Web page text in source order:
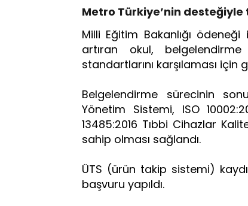
Metro Türkiye’nin
Milli Eğitim Bakanlığı
artıran okul,
standartlarını karşılaması için
Belgelendirme sürecinin
Yönetim Sistemi, ISO
13485:2016 Tıbbi Cihazlar
sahip olması sağlandı.
ÜTS (ürün takip sistemi)
başvuru yapıldı.